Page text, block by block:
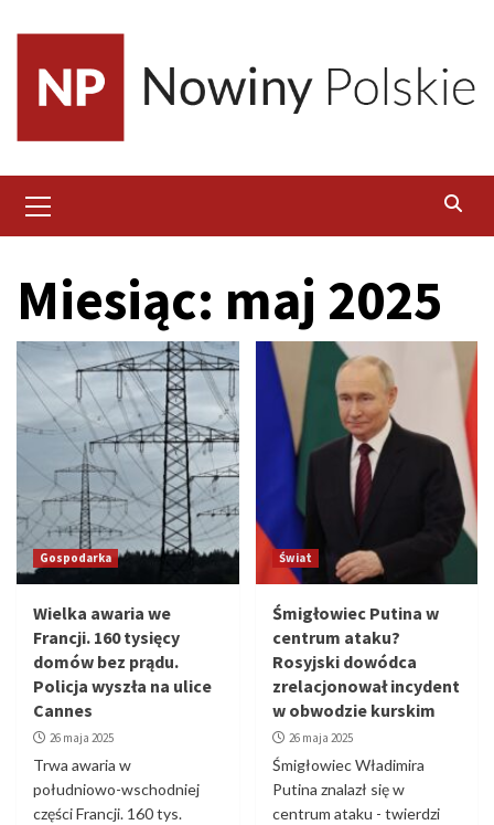
content
Menu
Miesiąc: maj 2025
Gospodarka
Wielka awaria we
Francji. 160 tysięcy
domów bez prądu.
Policja wyszła na ulice
Cannes
26 maja 2025
Trwa awaria w
południowo-wschodniej
części Francji. 160 tys.
Świat
Śmigłowiec Putina w
centrum ataku?
Rosyjski dowódca
zrelacjonował incydent
w obwodzie kurskim
26 maja 2025
Śmigłowiec Władimira
Putina znalazł się w
centrum ataku - twierdzi